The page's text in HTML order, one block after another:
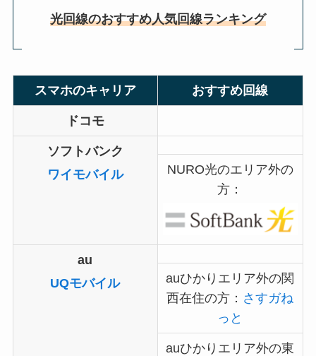
光回線のおすすめ人気回線ランキング
スマホのキャリア おすすめ回線
ドコモ
ソフトバンク
ワイモバイル
NURO光のエリア外の
方：
au
UQモバイル
auひかりエリア外の関
西在住の方： さすガね
っと
auひかりエリア外の東